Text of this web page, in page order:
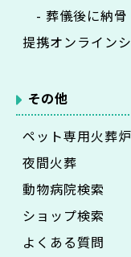
- 葬儀後に納骨
提携オンライン
その他
ペット専用火葬
夜間火葬
動物病院検索
ショップ検索
よくある質問